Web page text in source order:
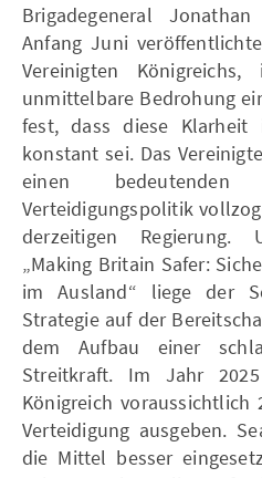
Brigadegeneral
Anfang Juni
Vereinigten
unmittelbare Bedrohung
fest, dass diese Klarheit
konstant sei. Das
einen
Verteidigungspolitik
derzeitigen
„Making Britain Safer:
im Ausland“ liege der
Strategie auf der
dem Aufbau einer
Streitkraft. Im Jahr
Königreich
Verteidigung ausgeben.
die Mittel besser